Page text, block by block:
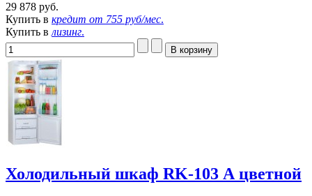
29 878 руб.
Купить в кредит от 755 руб/мес.
Купить в лизинг.
Холодильный шкаф RK-103 А цветной